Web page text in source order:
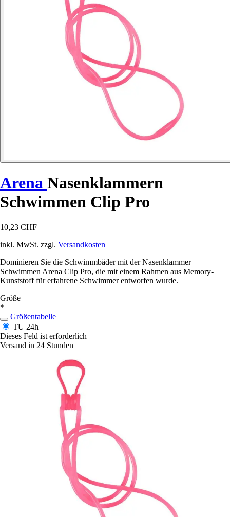
Arena Nasenklammern
Schwimmen Clip Pro
10,23 CHF
inkl. MwSt. zzgl. Versandkosten
Dominieren Sie die Schwimmbäder mit der Nasenklammer
Schwimmen Arena Clip Pro, die mit einem Rahmen aus Memory-
Kunststoff für erfahrene Schwimmer entworfen wurde.
Größe
*
Größentabelle
TU 24h
Dieses Feld ist erforderlich
Versand in 24 Stunden